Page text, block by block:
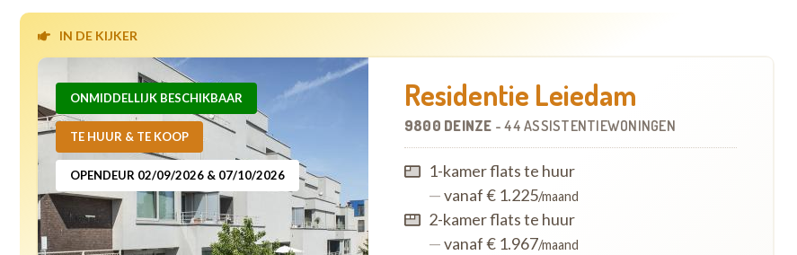
IN DE KIJKER
ONMIDDELLIJK BESCHIKBAAR
TE HUUR & TE KOOP
OPENDEUR 02/09/2026 & 07/10/2026
Residentie Leiedam
9800 DEINZE -44 ASSISTENTIEWONINGEN
1-kamer flats te huur
—vanaf € 1.225/maand
2-kamer flats te huur
—vanaf € 1.967/maand